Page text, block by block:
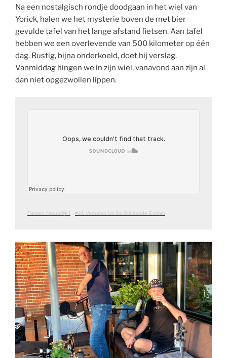
Na een nostalgisch rondje doodgaan in het wiel van
Yorick, halen we het mysterie boven de met bier
gevulde tafel van het lange afstand fietsen. Aan tafel
hebben we een overlevende van 500 kilometer op één
dag. Rustig, bijna onderkoeld, doet hij verslag.
Vanmiddag hingen we in zijn wiel, vanavond aan zijn al
dan niet opgezwollen lippen.
Fietsen Natuurlijk ! · #21 Verhalen Uit De Stinkende Emmer